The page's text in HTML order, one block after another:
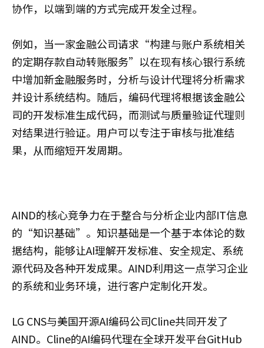
协作，以端到端的方式完成开发全过程。
例如，当一家金融公司请求“构建与账户系统相关
的定期存款自动转账服务”以在现有核心银行系统
中增加新金融服务时，分析与设计代理将分析需求
并设计系统结构。随后，编码代理将根据该金融公
司的开发标准生成代码，而测试与质量验证代理则
对结果进行验证。用户可以专注于审核与批准结
果，从而缩短开发周期。
AIND的核心竞争力在于整合与分析企业内部IT信息
的“知识基础”。知识基础是一个基于本体论的数
据结构，能够让AI理解开发标准、安全规定、系统
源代码及各种开发成果。AIND利用这一点学习企业
的系统和业务环境，进行客户定制化开发。
LG CNS与美国开源AI编码公司Cline共同开发了
AIND。Cline的AI编码代理在全球开发平台GitHub